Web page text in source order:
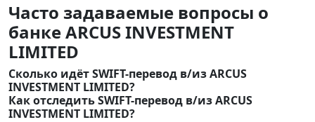
Часто задаваемые вопросы о
банке ARCUS INVESTMENT
LIMITED
Сколько идёт SWIFT-перевод в/из ARCUS
INVESTMENT LIMITED?
Как отследить SWIFT-перевод в/из ARCUS
INVESTMENT LIMITED?